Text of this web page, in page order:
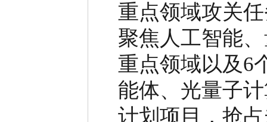
重点领域攻关
聚焦人工智能
重点领域以及6
能体、光量子
计划项目，抢